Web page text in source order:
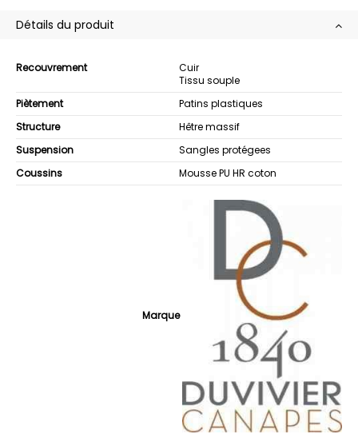
Détails du produit
Recouvrement
Cuir
Tissu souple
Piètement
Patins plastiques
Structure
Hêtre massif
Suspension
Sangles protégees
Coussins
Mousse PU HR coton
Marque